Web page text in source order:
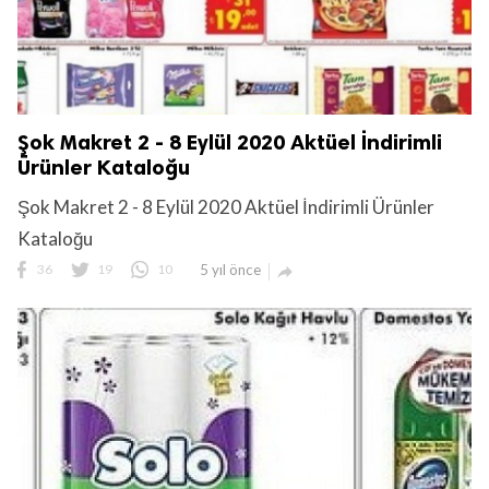
Şok Makret 2 - 8 Eylül 2020 Aktüel İndirimli
Ürünler Kataloğu
Şok Makret 2 - 8 Eylül 2020 Aktüel İndirimli Ürünler
Kataloğu
36 19 10 5 yıl önce 